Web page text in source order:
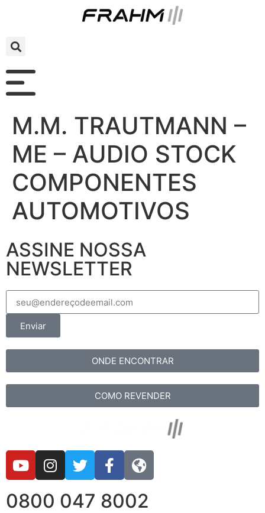
M.M. TRAUTMANN –
ME – AUDIO STOCK
COMPONENTES
AUTOMOTIVOS
ASSINE NOSSA
NEWSLETTER
Enviar
ONDE ENCONTRAR
COMO REVENDER
0800 047 8002